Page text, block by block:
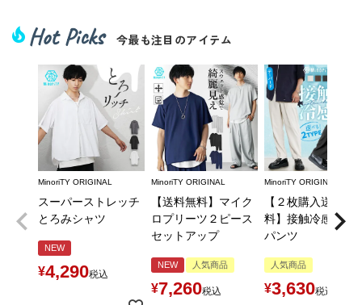
local_fire_department Hot Picks 今最も注目のアイテム
MinoriTY ORIGINAL
スーパーストレッチ
とろみシャツ
NEW
¥4,290税込
MinoriTY ORIGINAL
【送料無料】マイク
ロプリーツ２ピース
セットアップ
NEW 人気商品
¥7,260税込
MinoriTY ORIGINAL
【２枚購入送料無
料】接触冷感とろ
パンツ
人気商品
¥3,630税込